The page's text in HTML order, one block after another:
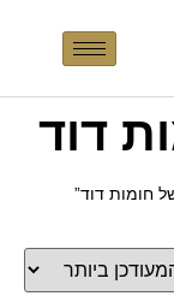
דוד
חומות דוד”